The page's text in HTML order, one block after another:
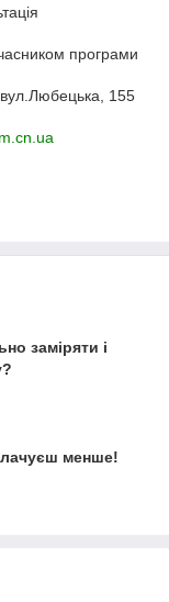
програми
155
заміряти і
менше!